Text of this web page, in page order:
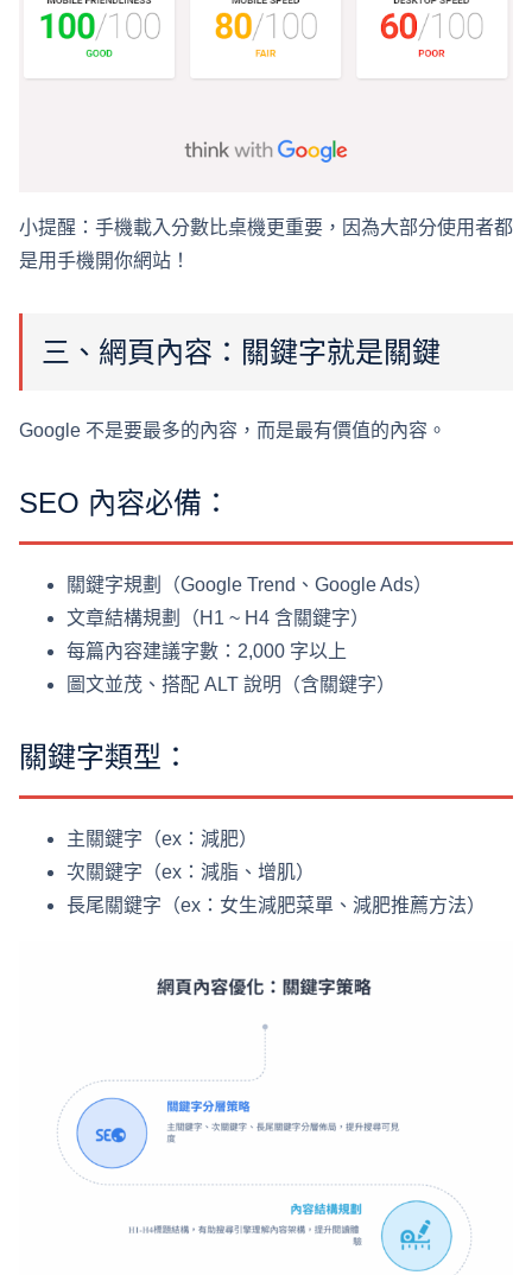
小提醒：手機載入分數比桌機更重要，因為大部分使用者都
是用手機開你網站！
三、網頁內容：關鍵字就是關鍵
Google 不是要最多的內容，而是最有價值的內容。
SEO 內容必備：
關鍵字規劃（Google Trend、Google Ads）
文章結構規劃（H1 ~ H4 含關鍵字）
每篇內容建議字數：2,000 字以上
圖文並茂、搭配 ALT 說明（含關鍵字）
關鍵字類型：
主關鍵字（ex：減肥）
次關鍵字（ex：減脂、增肌）
長尾關鍵字（ex：女生減肥菜單、減肥推薦方法）